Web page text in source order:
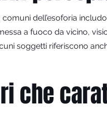
comuni dell’esoforia
a fuoco da vicino,
soggetti riferiscono
che